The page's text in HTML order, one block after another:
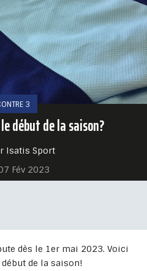
3
début de la saison?
Isatis Sport
Fév 2023
dès le 1er mai 2023. Voici
de la saison!